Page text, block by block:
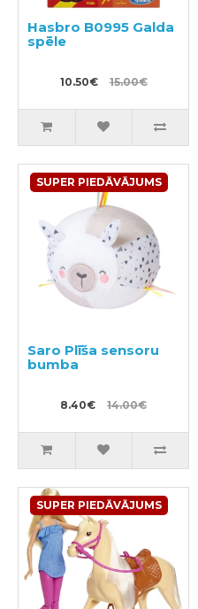
Hasbro B0995 Galda
spēle
10.50€ 15.00€
SUPER PIEDĀVĀJUMS
Saro Plīša sensoru
bumba
8.40€ 14.00€
SUPER PIEDĀVĀJUMS